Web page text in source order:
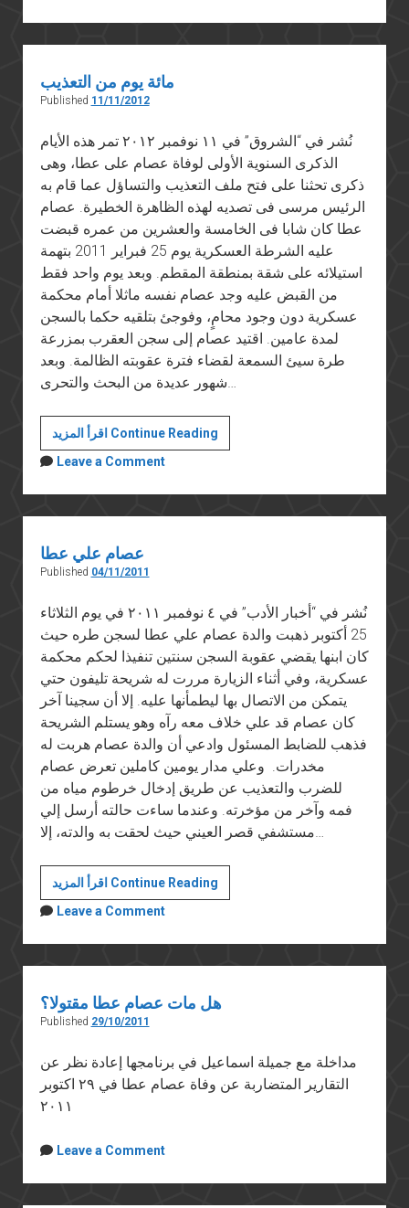
مائة يوم من التعذيب
Published 11/11/2012
نُشر في “الشروق” في ١١ نوفمبر ٢٠١٢ تمر هذه الأيام
الذكرى السنوية الأولى لوفاة عصام على عطا، وهى
ذكرى تحثنا على فتح ملف التعذيب والتساؤل عما قام به
الرئيس مرسى فى تصديه لهذه الظاهرة الخطيرة. عصام
عطا كان شابا فى الخامسة والعشرين من عمره قبضت
عليه الشرطة العسكرية يوم 25 فبراير 2011 بتهمة
استيلائه على شقة بمنطقة المقطم. وبعد يوم واحد فقط
من القبض عليه وجد عصام نفسه ماثلا أمام محكمة
عسكرية دون وجود محامٍ، وفوجئ بتلقيه حكما بالسجن
لمدة عامين. اقتيد عصام إلى سجن العقرب بمزرعة
طرة سيئ السمعة لقضاء فترة عقوبته الظالمة. وبعد
شهور عديدة من البحث والتحرى…
اقرأ المزيد Continue Readingمائة
يوم
التعذيب
Leave a Comment
عصام علي عطا
Published 04/11/2011
نُشر في “أخبار الأدب” في ٤ نوفمبر ٢٠١١ في يوم الثلاثاء
25 أكتوبر ذهبت والدة عصام علي عطا لسجن طره حيث
كان ابنها يقضي عقوبة السجن سنتين تنفيذا لحكم محكمة
عسكرية، وفي أثناء الزيارة مررت له شريحة تليفون حتي
يتمكن من الاتصال بها ليطمأنها عليه. إلا أن سجينا آخر
كان عصام قد علي خلاف معه رآه وهو يستلم الشريحة
فذهب للضابط المسئول وادعي أن والدة عصام هربت له
مخدرات. وعلي مدار يومين كاملين تعرض عصام
للضرب والتعذيب عن طريق إدخال خرطوم مياه من
فمه وآخر من مؤخرته. وعندما ساءت حالته أرسل إلي
مستشفي قصر العيني حيث لحقت به والدته، إلا…
اقرأ المزيد Continue Readingعصام
علي
Leave a Comment
هل مات عصام عطا مقتولا؟
Published 29/10/2011
مداخلة مع جميلة اسماعيل في برنامجها إعادة نظر عن
التقارير المتضاربة عن وفاة عصام عطا في ٢٩ اكتوبر
٢٠١١
Leave a Comment